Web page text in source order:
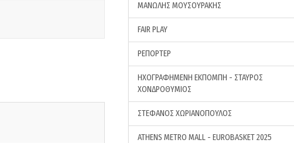
ΜΑΝΩΛΗΣ ΜΟΥΣΟΥΡΑΚΗΣ
FAIR PLAY
ΡΕΠΟΡΤΕΡ
ΗΧΟΓΡΑΦΗΜΕΝΗ ΕΚΠΟΜΠΗ - ΣΤΑΥΡΟΣ
ΧΟΝΔΡΟΘΥΜΙΟΣ
ΣΤΕΦΑΝΟΣ ΧΩΡΙΑΝΟΠΟΥΛΟΣ
ATHENS METRO MALL - EUROBASKET 2025